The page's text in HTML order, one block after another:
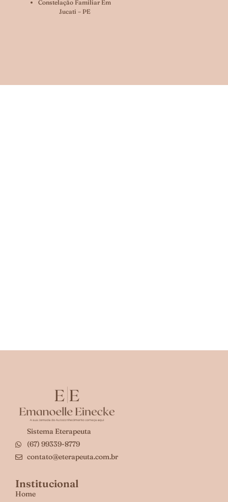
Constelação Familiar Em
Jucati – PE
Sistema Eterapeuta
(67) 99339-8779
contato@eterapeuta.com.br
Institucional
Home